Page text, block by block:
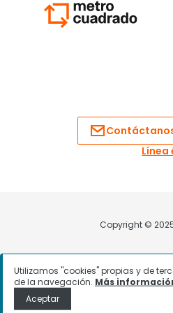
Utilizamos "cookies" propias y de
de la navegación. Más
Aceptar